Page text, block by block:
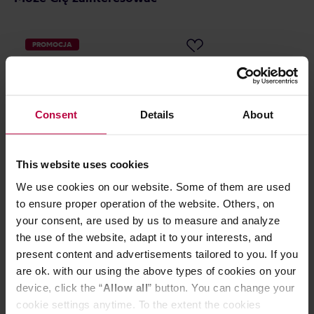
Consent Details About
This website uses cookies
We use cookies on our website. Some of them are used
to ensure proper operation of the website. Others, on
your consent, are used by us to measure and analyze
the use of the website, adapt it to your interests, and
present content and advertisements tailored to you. If you
are ok. with our using the above types of cookies on your
device, click the “Allow all” button. You can change your
cookie settings anytime. To the extent the cookies
PROMOCJA
AOOMI - Salt Mug A05 - Kubek
75,00 zł
Najniższa cena: 75,00 zł
59,99 zł
AOOMI - Kobe
170ml